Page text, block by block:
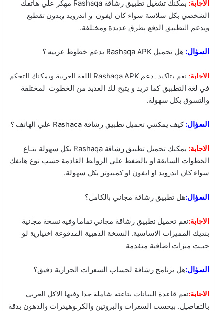
الاجابة:
يمكنك تشغيل تطبيق رشاقة Rashaqa مهكر علي هاتفك
الشخصي بكل سلاسة سواء كان ايفون او اندرويد وبدون تقطيع
ويدعم التطبيق الدفع بطرق عديدة ومختلفة.
السؤال: هل تحميل Rashaqa APK يدعم خطوط عربيه ؟
الاجابة:
نعم بتاكيد يدعم Rashaqa APK اللغة العربية ويمكنك التحكم
في لغة التطبيق كما تريد و يتبح لك العديد من الخطوت المختلفة
والتسوق بكل سهولة.
السؤال:كيف يمكنني تحميل تطبيق رشاقة Rashaqa علي الهاتف ؟
الاجابة:
يمكنك تحميل تطبيق رشاقة Rashaqa بكل سهولة بتباع
الخطوات السابقة او بالضغط علي الروابط القادمة حسب نوع هاتفك
سواء كان اندرويد او ايفون او كمبيوتر بكل سهولة.
السؤال:هل تطبيق رشاقة مجاني بالكامل؟
الاجابة:نعم تحميل تطبيق رشاقة مجاني تماما وفيه نسخة مجانية
بتديك المميزات الاساسية. النسخة الذهبية المدفوعة اختيارية لو
حبيت ميزات اضافية متقدمة
السؤال:هل برنامج رشاقة لحساب السعرات الحرارية دقيق؟
الاجابة:نعم قاعدة البيانات بتاعته شاملة جدا وفيها الاكل العربي
بالتفاصيل. بيحسب السعرات والبروتين والكربوهيدرات والدهون بدقة